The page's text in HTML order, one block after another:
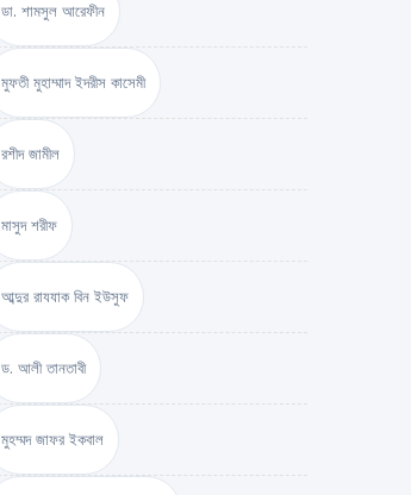
ডা. শামসুল আরেফীন
মুফতী মুহাম্মাদ ইদরীস কাসেমী
রশীদ জামীল
মাসুদ শরীফ
আব্দুর রাযযাক বিন ইউসুফ
ড. আলী তানতাবী
মুহম্মদ জাফর ইকবাল